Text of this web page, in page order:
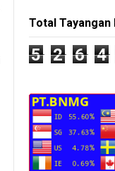
Total Tayangan
5 2 6 4